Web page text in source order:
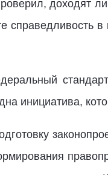
доходят
справедливость
инициатива,